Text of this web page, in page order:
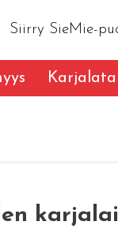
Siirry SieMie-